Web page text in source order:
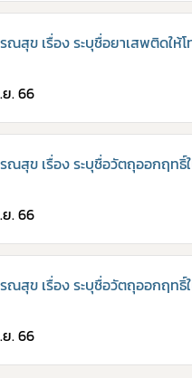
ณสุข เรื่อง ระบุชื่อยาเสพติดให้โ
. 66
ณสุข เรื่อง ระบุชื่อวัตถุออกฤทธิ์
. 66
ณสุข เรื่อง ระบุชื่อวัตถุออกฤทธิ์
. 66